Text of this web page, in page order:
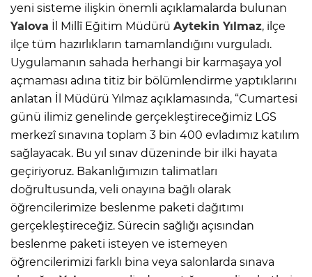
yeni sisteme ilişkin önemli açıklamalarda bulunan
Yalova İl Millî Eğitim Müdürü Aytekin Yılmaz, ilçe
ilçe tüm hazırlıkların tamamlandığını vurguladı.
Uygulamanın sahada herhangi bir karmaşaya yol
açmaması adına titiz bir bölümlendirme yaptıklarını
anlatan İl Müdürü Yılmaz açıklamasında, “Cumartesi
günü ilimiz genelinde gerçekleştireceğimiz LGS
merkezî sınavına toplam 3 bin 400 evladımız katılım
sağlayacak. Bu yıl sınav düzeninde bir ilki hayata
geçiriyoruz. Bakanlığımızın talimatları
doğrultusunda, veli onayına bağlı olarak
öğrencilerimize beslenme paketi dağıtımı
gerçekleştireceğiz. Sürecin sağlığı açısından
beslenme paketi isteyen ve istemeyen
öğrencilerimizi farklı bina veya salonlarda sınava